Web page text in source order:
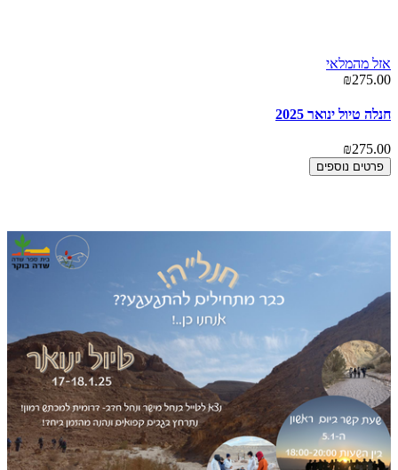
אזל מהמלאי
₪275.00
חנלה טיול ינואר 2025
₪275.00
פרטים נוספים